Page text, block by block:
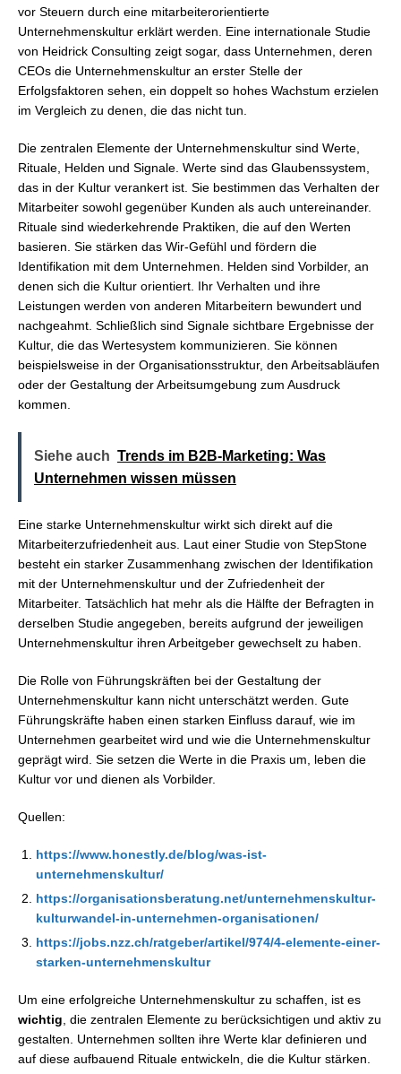
vor Steuern durch eine mitarbeiterorientierte
Unternehmenskultur erklärt werden. Eine internationale Studie
von Heidrick Consulting zeigt sogar, dass Unternehmen, deren
CEOs die Unternehmenskultur an erster Stelle der
Erfolgsfaktoren sehen, ein doppelt so hohes Wachstum erzielen
im Vergleich zu denen, die das nicht tun.
Die zentralen Elemente der Unternehmenskultur sind Werte,
Rituale, Helden und Signale. Werte sind das Glaubenssystem,
das in der Kultur verankert ist. Sie bestimmen das Verhalten der
Mitarbeiter sowohl gegenüber Kunden als auch untereinander.
Rituale sind wiederkehrende Praktiken, die auf den Werten
basieren. Sie stärken das Wir-Gefühl und fördern die
Identifikation mit dem Unternehmen. Helden sind Vorbilder, an
denen sich die Kultur orientiert. Ihr Verhalten und ihre
Leistungen werden von anderen Mitarbeitern bewundert und
nachgeahmt. Schließlich sind Signale sichtbare Ergebnisse der
Kultur, die das Wertesystem kommunizieren. Sie können
beispielsweise in der Organisationsstruktur, den Arbeitsabläufen
oder der Gestaltung der Arbeitsumgebung zum Ausdruck
kommen.
Siehe auch Trends im B2B-Marketing: Was
Unternehmen wissen müssen
Eine starke Unternehmenskultur wirkt sich direkt auf die
Mitarbeiterzufriedenheit aus. Laut einer Studie von StepStone
besteht ein starker Zusammenhang zwischen der Identifikation
mit der Unternehmenskultur und der Zufriedenheit der
Mitarbeiter. Tatsächlich hat mehr als die Hälfte der Befragten in
derselben Studie angegeben, bereits aufgrund der jeweiligen
Unternehmenskultur ihren Arbeitgeber gewechselt zu haben.
Die Rolle von Führungskräften bei der Gestaltung der
Unternehmenskultur kann nicht unterschätzt werden. Gute
Führungskräfte haben einen starken Einfluss darauf, wie im
Unternehmen gearbeitet wird und wie die Unternehmenskultur
geprägt wird. Sie setzen die Werte in die Praxis um, leben die
Kultur vor und dienen als Vorbilder.
Quellen:
https://www.honestly.de/blog/was-ist-
unternehmenskultur/
https://organisationsberatung.net/unternehmenskultur-
kulturwandel-in-unternehmen-organisationen/
https://jobs.nzz.ch/ratgeber/artikel/974/4-elemente-einer-
starken-unternehmenskultur
Um eine erfolgreiche Unternehmenskultur zu schaffen, ist es
wichtig , die zentralen Elemente zu berücksichtigen und aktiv zu
gestalten. Unternehmen sollten ihre Werte klar definieren und
auf diese aufbauend Rituale entwickeln, die die Kultur stärken.